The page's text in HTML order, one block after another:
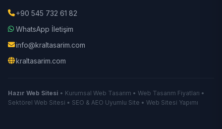
+90 545 732 61 82
WhatsApp İletişim
info@kraltasarim.com
kraltasarim.com
Hazır Web Sitesi • Kurumsal Web Tasarım • Web Tasarım Fiyatları •
Sektörel Web Sitesi • SEO & AEO Uyumlu Site • Web Sitesi Yapımı